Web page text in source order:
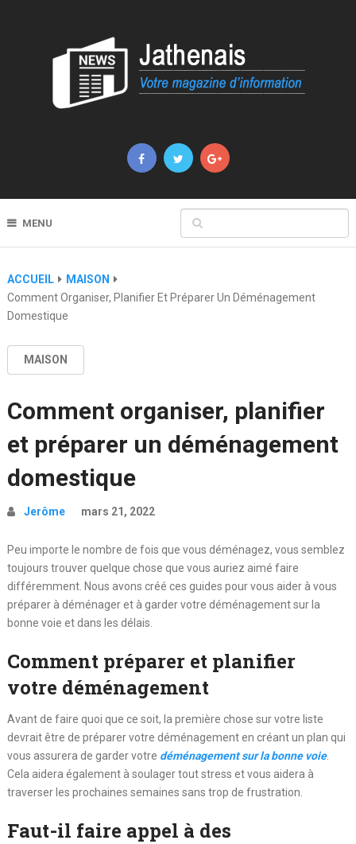
MENU
ACCUEIL
MAISON
Comment Organiser, Planifier Et Préparer Un Déménagement
Domestique
MAISON
Comment organiser, planifier
et préparer un déménagement
domestique
Jerôme mars 21, 2022
Peu importe le nombre de fois que vous déménagez, vous semblez
toujours trouver quelque chose que vous auriez aimé faire
différemment. Nous avons créé ces guides pour vous aider à vous
préparer à déménager et à garder votre déménagement sur la
bonne voie et dans les délais.
Comment préparer et planifier
votre déménagement
Avant de faire quoi que ce soit, la première chose sur votre liste
devrait être de préparer votre déménagement en créant un plan qui
vous assurera de garder votre déménagement sur la bonne voie.
Cela aidera également à soulager tout stress et vous aidera à
traverser les prochaines semaines sans trop de frustration.
Faut-il faire appel à des